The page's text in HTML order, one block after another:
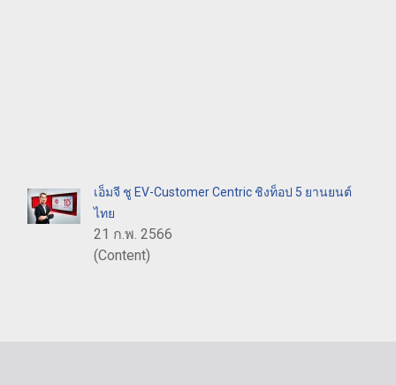
เอ็มจี ชู EV-Customer Centric ชิงท็อป 5 ยานยนต์
ไทย
21 ก.พ. 2566
(Content)